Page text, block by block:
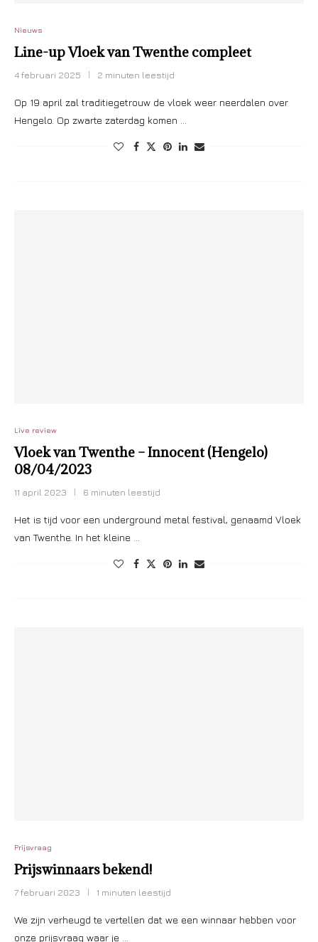
Nieuws
Line-up Vloek van Twenthe compleet
4 februari 2025 2 minuten leestijd
Op 19 april zal traditiegetrouw de vloek weer neerdalen over
Hengelo. Op zwarte zaterdag komen …
Live review
Vloek van Twenthe – Innocent (Hengelo)
08/04/2023
11 april 2023 6 minuten leestijd
Het is tijd voor een underground metal festival, genaamd Vloek
van Twenthe. In het kleine …
Prijsvraag
Prijswinnaars bekend!
7 februari 2023 1 minuten leestijd
We zijn verheugd te vertellen dat we een winnaar hebben voor
onze prijsvraag waar je …